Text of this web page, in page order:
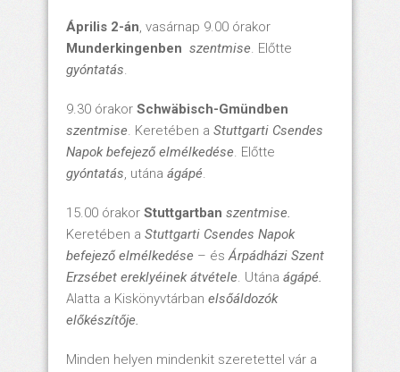
Április 2-án, vasárnap 9.00 órakor
Munderkingenben szentmise. Előtte
gyóntatás.
9.30 órakor Schwäbisch-Gmündben
szentmise. Keretében a Stuttgarti Csendes
Napok befejező elmélkedése. Előtte
gyóntatás, utána ágápé.
15.00 órakor Stuttgartban szentmise.
Keretében a Stuttgarti Csendes Napok
befejező elmélkedése – ésÁrpádházi Szent
Erzsébet ereklyéinek átvétele. Utána ágápé.
Alatta a Kiskönyvtárban elsőáldozók
előkészítője.
Minden helyen mindenkit szeretettel vár a